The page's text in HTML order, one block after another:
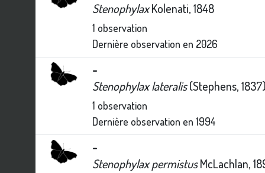
StenophylaxKolenati, 1848
1 observation
Dernière observation en 2026
-
Stenophylax lateralis(Stephens, 1837)
1 observation
Dernière observation en 1994
-
Stenophylax permistusMcLachlan,